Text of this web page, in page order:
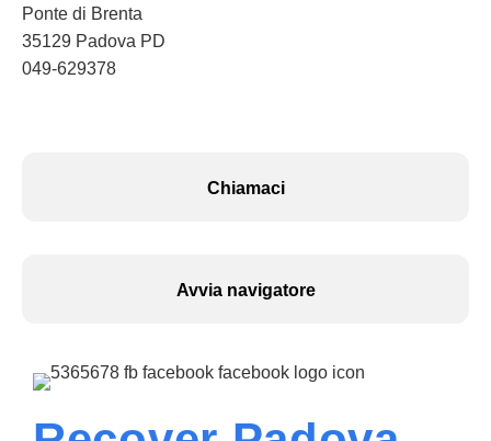
Ponte di Brenta
35129 Padova PD
049-629378
Chiamaci
Avvia navigatore